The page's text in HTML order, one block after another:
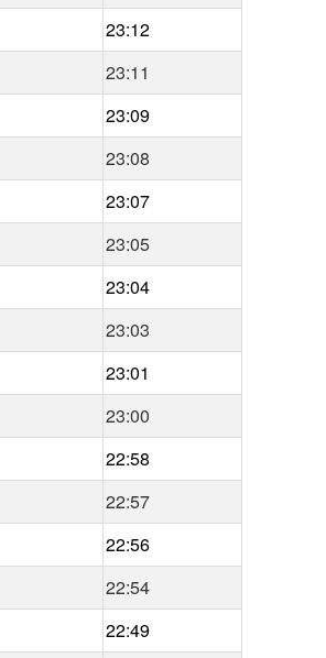
23:12
23:11
23:09
23:08
23:07
23:05
23:04
23:03
23:01
23:00
22:58
22:57
22:56
22:54
22:49